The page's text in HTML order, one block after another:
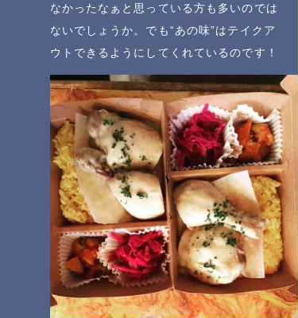
なかったなぁと思っている方も多いのでは
ないでしょうか。でも“あの味”はテイクア
ウトできるようにしてくれているのです！